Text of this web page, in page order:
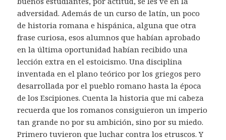
adversidad. Además de un curso de latín, un poco
de historia romana e hispánica, alguna que otra
frase curiosa, esos alumnos que habían aprobado
en la última oportunidad habían recibido una
lección extra en el estoicismo. Una disciplina
inventada en el plano teórico por los griegos pero
desarrollada por el pueblo romano hasta la época
de los Escipiones. Cuenta la historia que mi cabeza
recuerda que los romanos consiguieron un imperio
tan grande no por su ambición, sino por su miedo.
Primero tuvieron que luchar contra los etruscos. Y